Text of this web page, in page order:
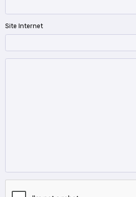
Site Internet